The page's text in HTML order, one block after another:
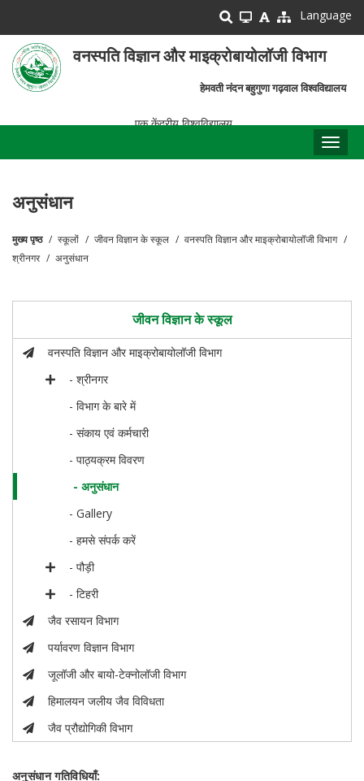
main
content
Language
वनस्पति विज्ञान और माइक्रोबायोलॉजी विभाग
हेमवती नंदन बहुगुणा गढ़वाल विश्वविद्यालय
एक केंद्रीय विश्वविद्यालय
अनुसंधान
पग
मुख्य पृष्ठ स्कूलों जीवन विज्ञान के स्कूल
वनस्पति विज्ञान और माइक्रोबायोलॉजी विभाग
श्रीनगर
अनुसंधान
जीवन विज्ञान के स्कूल
वनस्पति विज्ञान और माइक्रोबायोलॉजी विभाग
- श्रीनगर
- विभाग के बारे में
- संकाय एवं कर्मचारी
- पाठ्यक्रम विवरण
- अनुसंधान
- Gallery
- हमसे संपर्क करें
- पौड़ी
- टिहरी
जैव रसायन विभाग
पर्यावरण विज्ञान विभाग
जूलॉजी और बायो-टेक्नोलॉजी विभाग
हिमालयन जलीय जैव विविधता
जैव प्रौद्योगिकी विभाग
अनुसंधान गतिविधियाँ: